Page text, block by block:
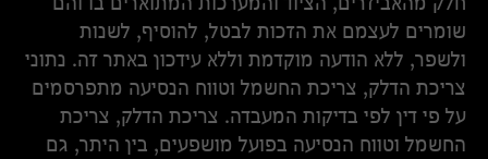
שומרים לעצמם את הזכות לבטל, להוסיף, לשנות
ולשפר, ללא הודעה מוקדמת וללא עידכון באתר זה. נתוני
צריכת הדלק, צריכת החשמל וטווח הנסיעה מתפרסמים
על פי דין לפי בדיקות המעבדה. צריכת הדלק, צריכת
החשמל וטווח הנסיעה בפועל מושפעים, בין היתר, גם